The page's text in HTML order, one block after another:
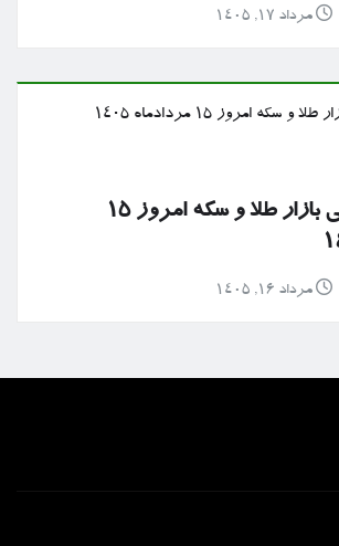
مرداد ۱۷, ۱۴۰۵
قیمت بازگشایی بازار طلا و سکه امروز ۱۵
مرداد ۱۶, ۱۴۰۵